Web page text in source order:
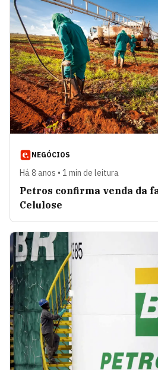
NEGÓCIOS
Há 8 anos • 1 min de leitura
Petros confirma venda da
Celulose